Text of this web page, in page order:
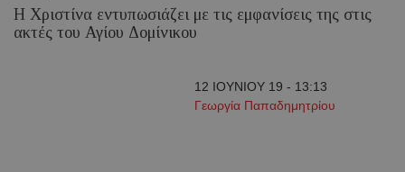
Η Χριστίνα εντυπωσιάζει με τις εμφανίσεις της στις
ακτές του Αγίου Δομίνικου
12 ΙΟΥΝΙΟΥ 19 - 13:13
Γεωργία Παπαδημητρίου